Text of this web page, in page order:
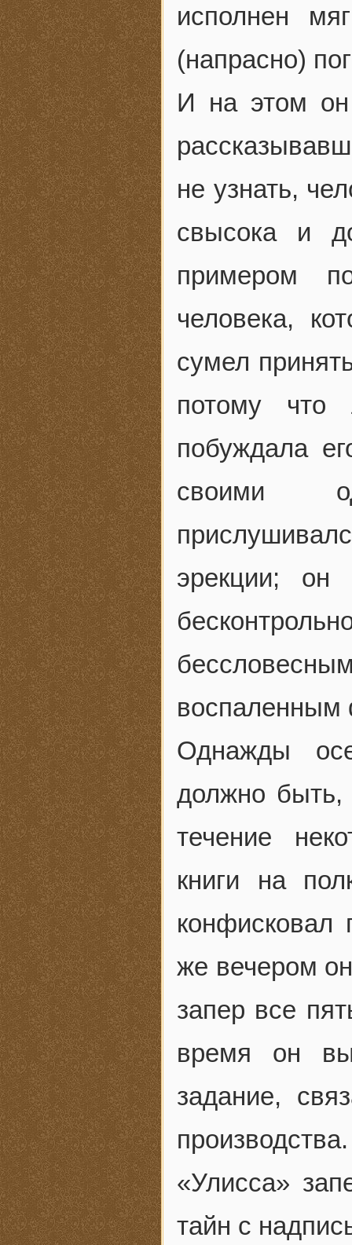
исполнен
(напрасно)
И на этом он
не узнать,
свысока и
примером
человека,
сумел
потому что
побуждала
своими
эрекции; он
воспаленным
Однажды
должно
течение
книги на
конфисковал
же вечером
запер все
время он
задание,
«Улисса»
тайн с